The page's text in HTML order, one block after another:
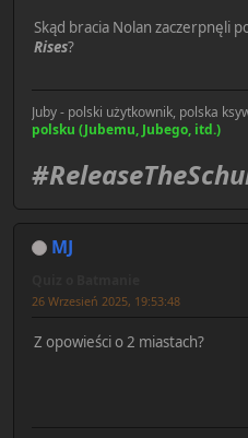
Skąd bracia Nolan zaczerpnęli
Rises?
Juby - polski użytkownik, polska
polsku (Jubemu, Jubego, itd.)
MJ
26 Wrzesień 2025, 19:53:48
Z opowieści o 2 miastach?